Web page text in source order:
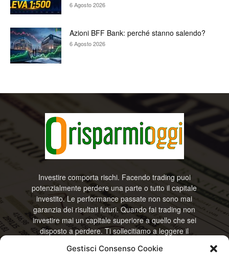
Gestisci Consenso Cookie
6 Agosto 2026
Azioni BFF Bank: perché stanno salendo?
6 Agosto 2026
Investire comporta rischi. Facendo trading puoi
potenzialmente perdere una parte o tutto il capitale
investito. Le performance passate non sono mai
garanzia dei risultati futuri. Quando fai trading non
investire mai un capitale superiore a quello che sei
disposto a perdere. Ti sollecitiamo a leggere il
RisparmiOggi non offre alcun genere di consulenza